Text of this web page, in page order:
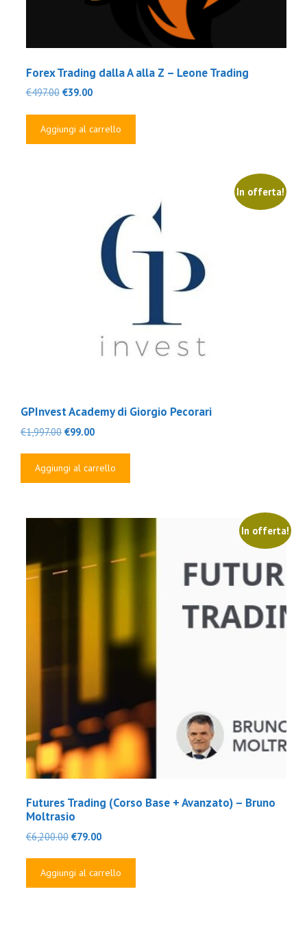
Forex Trading dalla A alla Z – Leone Trading
€497.00 Il
era:
€39.00Il
è:
Aggiungi al carrello
In offerta!
GPInvest Academy di Giorgio Pecorari
€1,997.00 Il
era:
€99.00Il
è:
Aggiungi al carrello
In offerta!
Futures Trading (Corso Base + Avanzato) – Bruno
Moltrasio
€6,200.00 Il
era:
€79.00Il
è:
Aggiungi al carrello